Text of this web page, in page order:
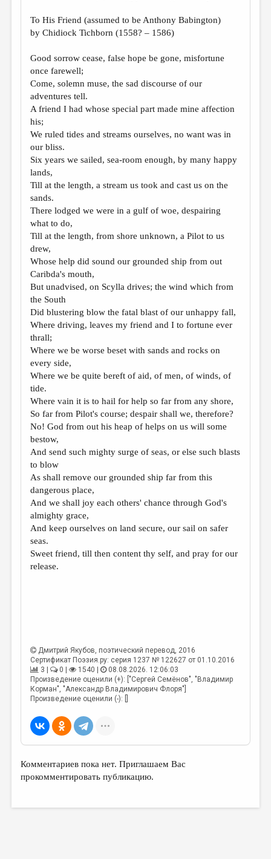
ОТ РЕДАКЦИИ
ЭССЕИСТИКА
ЛИТЕРАТУРОВЕДЕНИЕ
КУЛЬТУРОВЕДЕНИЕ
ПУБЛИЦИСТИКА
РЕЦЕНЗИРОВАНИЕ
ЦИКЛЫ ПУБЛИКАЦИЙ
ТРЕДИАКОВСКИЙ
МЕДИА
ВКОНТАКТЕ
To His Friend (assumed to be Anthony Babington)
by Chidiock Tichborn (1558? – 1586)
Good sorrow cease, false hope be gone, misfortune
once farewell;
Come, solemn muse, the sad discourse of our
adventures tell.
A friend I had whose special part made mine affection
his;
We ruled tides and streams ourselves, no want was in
our bliss.
Six years we sailed, sea-room enough, by many happy
lands,
Till at the length, a stream us took and cast us on the
sands.
There lodged we were in a gulf of woe, despairing
what to do,
Till at the length, from shore unknown, a Pilot to us
drew,
Whose help did sound our grounded ship from out
Caribda's mouth,
But unadvised, on Scylla drives; the wind which from
the South
Did blustering blow the fatal blast of our unhappy fall,
Where driving, leaves my friend and I to fortune ever
thrall;
Where we be worse beset with sands and rocks on
every side,
Where we be quite bereft of aid, of men, of winds, of
tide.
Where vain it is to hail for help so far from any shore,
So far from Pilot's course; despair shall we, therefore?
No! God from out his heap of helps on us will some
bestow,
And send such mighty surge of seas, or else such blasts
to blow
As shall remove our grounded ship far from this
dangerous place,
And we shall joy each others' chance through God's
almighty grace,
And keep ourselves on land secure, our sail on safer
seas.
Sweet friend, till then content thy self, and pray for our
release.
Дмитрий Якубов, поэтический перевод, 2016
Сертификат Поэзия.ру: серия 1237 № 122627 от 01.10.2016
3 |
0 | 1540 |
08.08.2026. 12:06:03
Произведение оценили (+): ["Сергей Семёнов", "Владимир
Корман", "Александр Владимирович Флоря"]
Произведение оценили (-): []
Комментариев пока нет. Приглашаем Вас
прокомментировать публикацию.